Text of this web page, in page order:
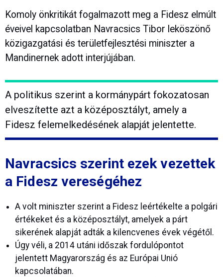
Komoly önkritikát fogalmazott meg a Fidesz elmúlt
éveivel kapcsolatban Navracsics Tibor leköszönő
közigazgatási és területfejlesztési miniszter a
Mandinernek adott interjújában.
A politikus szerint a kormánypárt fokozatosan
elveszítette azt a középosztályt, amely a
Fidesz felemelkedésének alapját jelentette.
Navracsics szerint ezek vezettek
a Fidesz vereségéhez
A volt miniszter szerint a Fidesz leértékelte a polgári
értékeket és a középosztályt, amelyek a párt
sikerének alapját adták a kilencvenes évek végétől.
Úgy véli, a 2014 utáni időszak fordulópontot
jelentett Magyarország és az Európai Unió
kapcsolatában.